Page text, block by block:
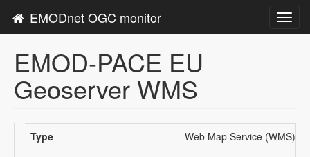
EMODnet OGC monitor
EMOD-PACE EU
Geoserver WMS
Type
Web Map Service (WMS)